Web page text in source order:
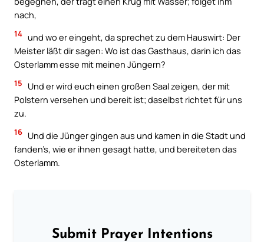
nach,
14 und wo er eingeht, da sprechet zu dem Hauswirt: Der
Meister läßt dir sagen: Wo ist das Gasthaus, darin ich das
Osterlamm esse mit meinen Jüngern?
15
Und er wird euch einen großen Saal zeigen, der mit
Polstern versehen und bereit ist; daselbst richtet für uns
zu.
16 Und die Jünger gingen aus und kamen in die Stadt und
fanden’s, wie er ihnen gesagt hatte, und bereiteten das
Osterlamm.
Submit Prayer Intentions